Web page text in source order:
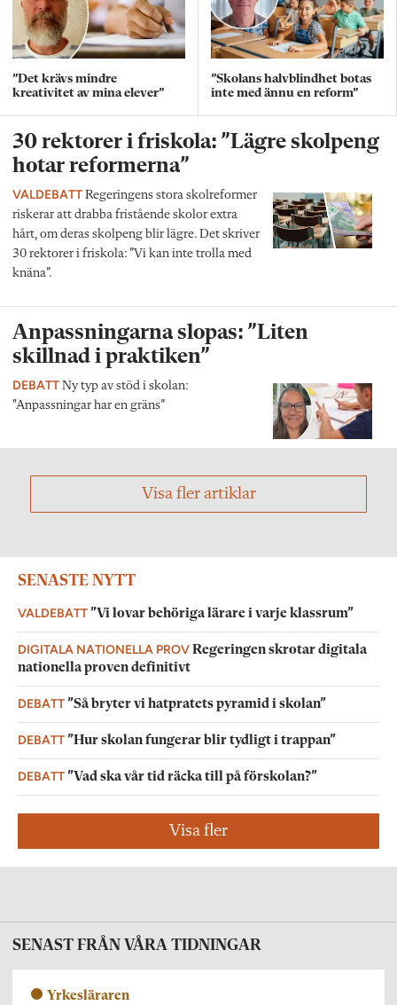
”Det krävs mindre
kreativitet av mina elever”
”Skolans halvblindhet botas
inte med ännu en reform”
30 rektorer i friskola: ”Lägre skolpeng
hotar reformerna”
VALDEBATT Regeringens stora skolreformer
riskerar att drabba fristående skolor extra
hårt, om deras skolpeng blir lägre. Det skriver
30 rektorer i friskola: ”Vi kan inte trolla med
knäna”.
Anpassningarna slopas: ”Liten
skillnad i praktiken”
DEBATT Ny typ av stöd i skolan:
"Anpassningar har en gräns”
Visa fler artiklar
SENASTE NYTT
VALDEBATT”Vi lovar behöriga lärare i varje klassrum”
DIGITALA NATIONELLA PROVRegeringen skrotar digitala
nationella proven definitivt
DEBATT”Så bryter vi hatpratets pyramid i skolan”
DEBATT”Hur skolan fungerar blir tydligt i trappan”
DEBATT”Vad ska vår tid räcka till på förskolan?”
Visa fler
SENAST FRÅN VÅRA TIDNINGAR
Yrkesläraren